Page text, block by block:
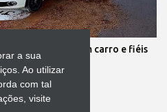
a sua
Ao utilizar
com tal
visite
Corpus Christi com carro e fiéis